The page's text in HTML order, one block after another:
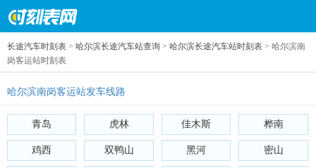
长途汽车时刻表 > 哈尔滨长途汽车站查询 > 哈尔滨长途汽车站时刻表 > 哈尔滨南
岗客运站时刻表
哈尔滨南岗客运站发车线路
青岛 虎林 佳木斯 桦南
鸡西 双鸭山 黑河 密山